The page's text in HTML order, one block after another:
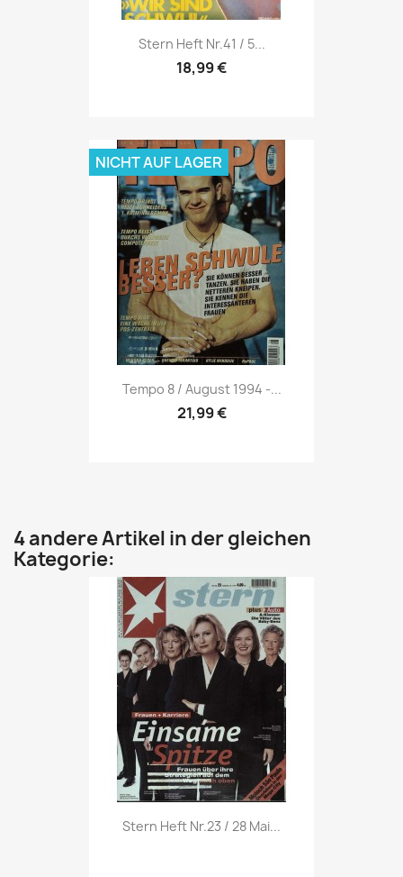
Vorschau
Stern Heft Nr.41 / 5...
18,99 €
 Vorschau
Tempo 8 / August 1994 -...
21,99 €
NICHT AUF LAGER
4 andere Artikel in der gleichen
Kategorie:
Vorschau
Stern Heft Nr.23 / 28 Mai...